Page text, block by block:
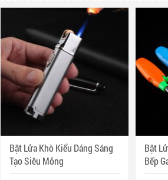
Bật Lửa Khò Kiểu Dáng Sáng
Tạo Siêu Mỏng
Bật
Bếp